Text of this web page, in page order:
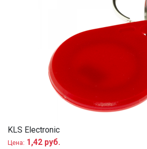
KLS Electronic
Цена: 1,42 руб.